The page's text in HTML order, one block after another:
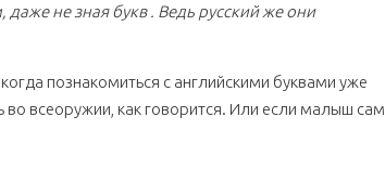
не зная букв . Ведь русский же они
познакомиться с английскими буквами уже
всеоружии, как говорится. Или если малыш сам